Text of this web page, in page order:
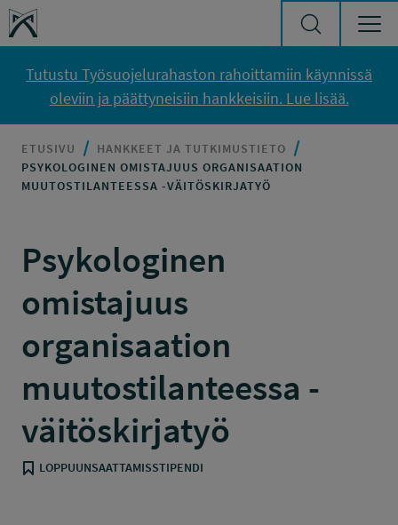
Siirry sisältöön
Työsuojelurahasto
Tutustu Työsuojelurahaston rahoittamiin käynnissä
oleviin ja päättyneisiin hankkeisiin. Lue lisää.
ETUSIVU
HANKKEET JA TUTKIMUSTIETO
PSYKOLOGINEN OMISTAJUUS ORGANISAATION
MUUTOSTILANTEESSA -VÄITÖSKIRJATYÖ
Psykologinen
omistajuus
organisaation
muutostilanteessa -
väitöskirjatyö
LOPPUUNSAATTAMISSTIPENDI